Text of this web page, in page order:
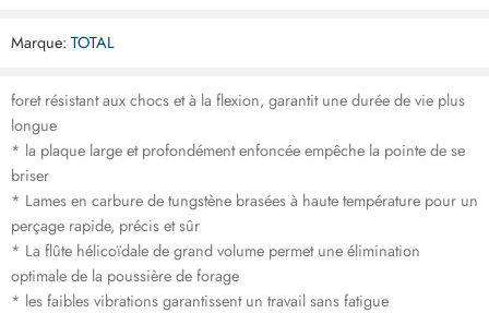
Marque: TOTAL
foret résistant aux chocs et à la flexion, garantit une durée de vie plus
longue
* la plaque large et profondément enfoncée empêche la pointe de se
briser
* Lames en carbure de tungstène brasées à haute température pour un
perçage rapide, précis et sûr
* La flûte hélicoïdale de grand volume permet une élimination
optimale de la poussière de forage
* les faibles vibrations garantissent un travail sans fatigue